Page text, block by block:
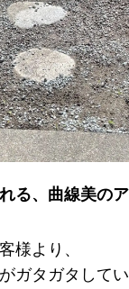
る、曲線美の
様より、
ガタガタして